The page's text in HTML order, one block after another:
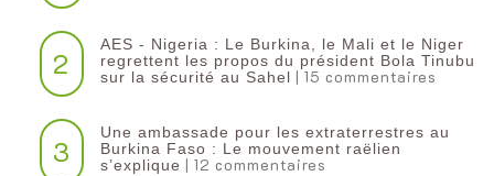
2
AES - Nigeria : Le Burkina, le Mali et le Niger
regrettent les propos du président Bola Tinubu
sur la sécurité au Sahel | 15 commentaires
3
Une ambassade pour les extraterrestres au
Burkina Faso : Le mouvement raëlien
s’explique | 12 commentaires